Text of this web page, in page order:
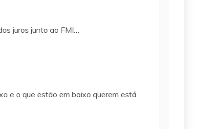
juros junto ao FMI…
e o que estão em baixo querem está